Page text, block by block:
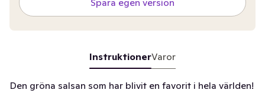
Spara egen version
InstruktionerVaror
Den gröna salsan som har blivit en favorit i hela världen!